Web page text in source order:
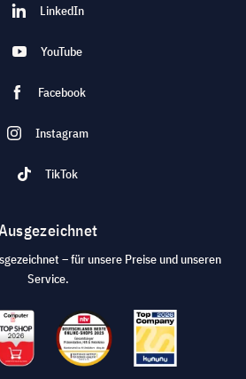
LinkedIn
YouTube
Facebook
Instagram
TikTok
– für unsere Preise und unseren
Service.